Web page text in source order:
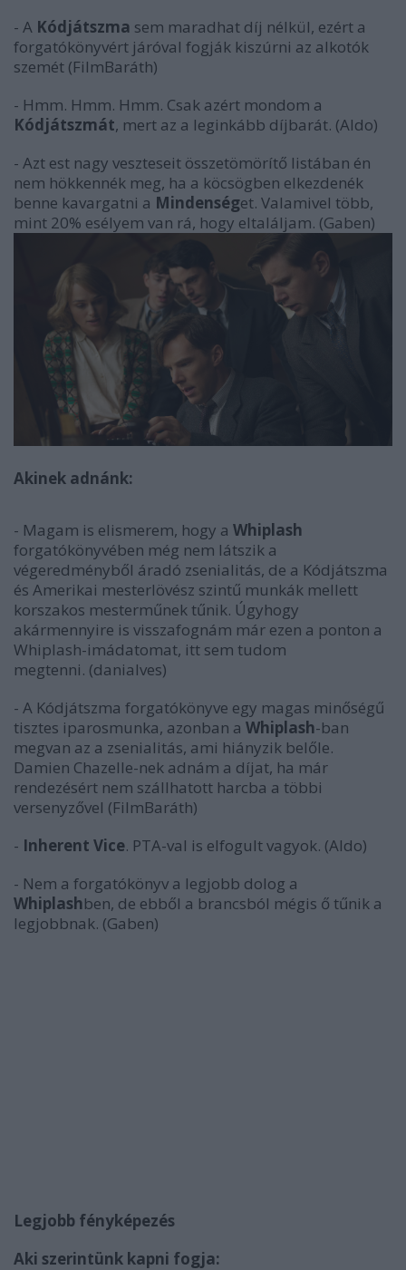
- A Kódjátszma sem maradhat díj nélkül, ezért a
forgatókönyvért járóval fogják kiszúrni az alkotók
szemét (FilmBaráth)
- Hmm. Hmm. Hmm. Csak azért mondom a
Kódjátszmát, mert az a leginkább díjbarát. (Aldo)
- Azt est nagy veszteseit összetömörítő listában én
nem hökkennék meg, ha a köcsögben elkezdenék
benne kavargatni a Mindenséget. Valamivel több,
mint 20% esélyem van rá, hogy eltaláljam. (Gaben)
Akinek adnánk:
- Magam is elismerem, hogy a Whiplash
forgatókönyvében még nem látszik a
végeredményből áradó zsenialitás, de a Kódjátszma
és Amerikai mesterlövész szintű munkák mellett
korszakos mesterműnek tűnik. Úgyhogy
akármennyire is visszafognám már ezen a ponton a
Whiplash-imádatomat, itt sem tudom
megtenni. (danialves)
- A Kódjátszma forgatókönyve egy magas minőségű
tisztes iparosmunka, azonban a Whiplash-ban
megvan az a zsenialitás, ami hiányzik belőle.
Damien Chazelle-nek adnám a díjat, ha már
rendezésért nem szállhatott harcba a többi
versenyzővel (FilmBaráth)
- Inherent Vice. PTA-val is elfogult vagyok. (Aldo)
- Nem a forgatókönyv a legjobb dolog a
Whiplashben, de ebből a brancsból mégis ő tűnik a
legjobbnak. (Gaben)
Legjobb fényképezés
Aki szerintünk kapni fogja: